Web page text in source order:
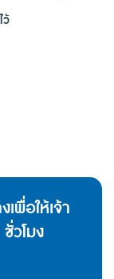
ว้
พื่อให้เจ้า
วโมง